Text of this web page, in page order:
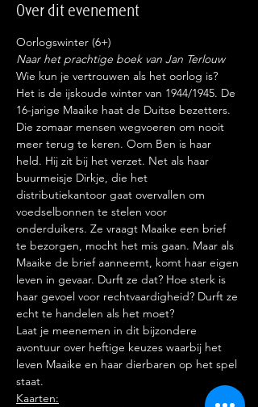
Over dit evenement
Oorlogswinter (6+)
Naar het prachtige boek van Jan Terlouw
Wie kun je vertrouwen als het oorlog is?
Het is de ijskoude winter van 1944/1945. De
16-jarige Maaike haat de Duitse bezetters.
Die zomaar mensen wegvoeren om nooit
meer terug te keren. Oom Ben is haar
held. Hij zit bij het verzet. Net als haar
buurmeisje Dirkje, die het
distributiekantoor gaat overvallen om
voedselbonnen te stelen voor
onderduikers. Ze vraagt Maaike een brief
te bezorgen, mocht het mis gaan. Maar als
Maaike de brief aanneemt, komt haar eigen
leven in gevaar. Durft ze dat? Hoe sterk is
haar gevoel voor rechtvaardigheid? Durft ze
echt te handelen als het moet?
Laat je meenemen in dit bijzondere
avontuur over heftige keuzes waarbij het
leven Maaike en haar dierbaren op het spel
staat.
Kaarten: